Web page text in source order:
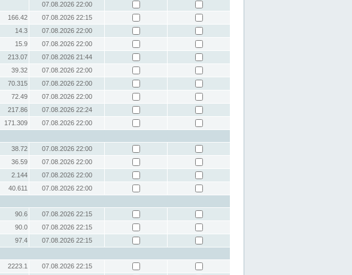
07.08.2026 22:00
166.42
07.08.2026 22:15
14.3
07.08.2026 22:00
15.9
07.08.2026 22:00
213.07
07.08.2026 21:44
39.32
07.08.2026 22:00
70.315
07.08.2026 22:00
72.49
07.08.2026 22:00
217.86
07.08.2026 22:24
171.309
07.08.2026 22:00
38.72
07.08.2026 22:00
36.59
07.08.2026 22:00
2.144
07.08.2026 22:00
40.611
07.08.2026 22:00
90.6
07.08.2026 22:15
90.0
07.08.2026 22:15
97.4
07.08.2026 22:15
2223.1
07.08.2026 22:15